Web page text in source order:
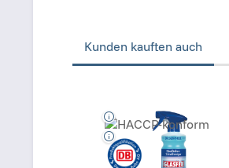
Kunden kauften auch